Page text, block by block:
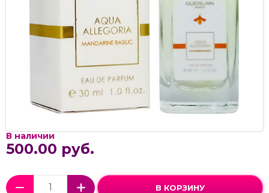
В наличии
500.00 руб.
В КОРЗИНУ